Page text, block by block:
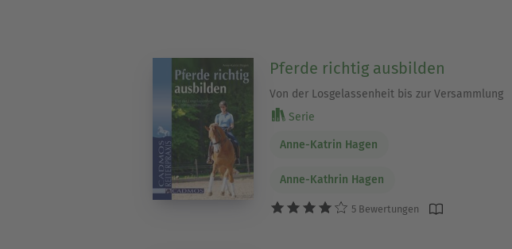
Pferde richtig ausbilden
Von der Losgelassenheit bis zur Versammlung
Serie
Anne-Katrin Hagen
Anne-Kathrin Hagen
5 Bewertungen